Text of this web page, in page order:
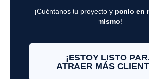
¡Cuéntanos tu proyecto y ponlo en
mismo!
¡ESTOY LISTO
ATRAER MÁS